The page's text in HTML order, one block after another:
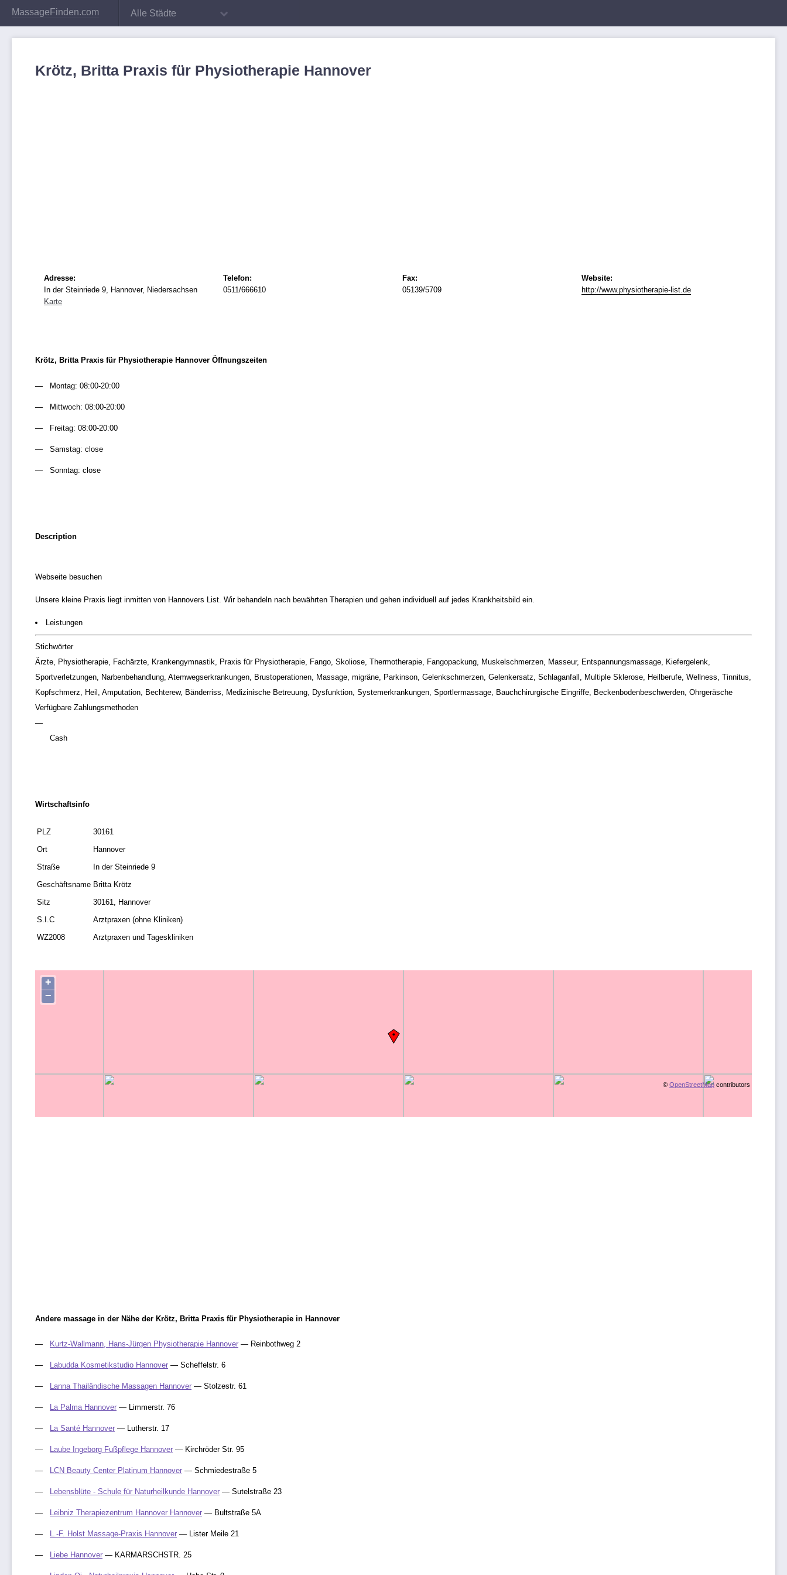
MassageFinden.com Alle Städte
Krötz, Britta Praxis für Physiotherapie Hannover
Adresse:
In der Steinriede 9, Hannover, Niedersachsen
Karte
Telefon:
0511/666610
Fax:
05139/5709
Website:
http://www.physiotherapie-list.de
Krötz, Britta Praxis für Physiotherapie Hannover Öffnungszeiten
Montag: 08:00-20:00
Mittwoch: 08:00-20:00
Freitag: 08:00-20:00
Samstag: close
Sonntag: close
Description
Webseite besuchen
Unsere kleine Praxis liegt inmitten von Hannovers List. Wir behandeln nach bewährten Therapien und gehen individuell auf jedes Krankheitsbild ein.
Leistungen
Stichwörter
Ärzte, Physiotherapie, Fachärzte, Krankengymnastik, Praxis für Physiotherapie, Fango, Skoliose, Thermotherapie, Fangopackung, Muskelschmerzen, Masseur, Entspannungsmassage, Kiefergelenk,
Sportverletzungen, Narbenbehandlung, Atemwegserkrankungen, Brustoperationen, Massage, migräne, Parkinson, Gelenkschmerzen, Gelenkersatz, Schlaganfall, Multiple Sklerose, Heilberufe, Wellness, Tinnitus,
Kopfschmerz, Heil, Amputation, Bechterew, Bänderriss, Medizinische Betreuung, Dysfunktion, Systemerkrankungen, Sportlermassage, Bauchchirurgische Eingriffe, Beckenbodenbeschwerden, Ohrgeräsche
Verfügbare Zahlungsmethoden
Cash
Wirtschaftsinfo
PLZ
30161
Ort
Hannover
Straße
In der Steinriede 9
Geschäftsname Britta Krötz
Sitz
30161, Hannover
S.I.C
Arztpraxen (ohne Kliniken)
WZ2008
Arztpraxen und Tageskliniken
+
−
© OpenStreetMap contributors
Andere massage in der Nähe der Krötz, Britta Praxis für Physiotherapie in Hannover
Kurtz-Wallmann, Hans-Jürgen Physiotherapie Hannover — Reinbothweg 2
Labudda Kosmetikstudio Hannover — Scheffelstr. 6
Lanna Thailändische Massagen Hannover — Stolzestr. 61
La Palma Hannover — Limmerstr. 76
La Santé Hannover — Lutherstr. 17
Laube Ingeborg Fußpflege Hannover — Kirchröder Str. 95
LCN Beauty Center Platinum Hannover — Schmiedestraße 5
Lebensblüte - Schule für Naturheilkunde Hannover — Sutelstraße 23
Leibniz Therapiezentrum Hannover Hannover — Bultstraße 5A
L.-F. Holst Massage-Praxis Hannover — Lister Meile 21
Liebe Hannover — KARMARSCHSTR. 25